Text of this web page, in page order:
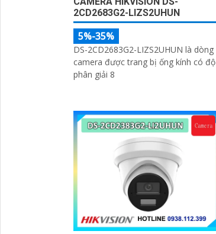
2CD2683G2-LIZS2UHUN
5%-35%
DS-2CD2683G2-LIZS2UHUN là dòng
camera được trang bị ống kính có độ
phân giải 8